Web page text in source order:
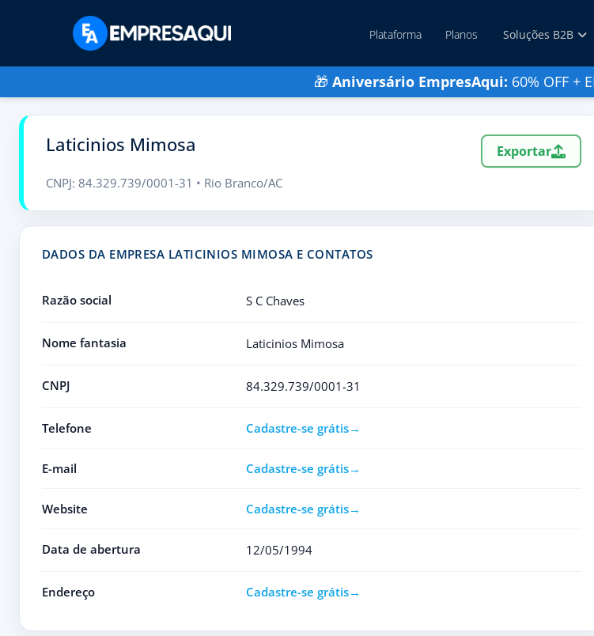
Plataforma Planos Soluções B2B
🎁 Aniversário EmpresAqui: 60% OFF +
Laticinios Mimosa Exportar
CNPJ: 84.329.739/0001-31 • Rio Branco/AC
DADOS DA EMPRESA LATICINIOS MIMOSA E CONTATOS
Razão social S C Chaves
Nome fantasia Laticinios Mimosa
CNPJ 84.329.739/0001-31
Telefone Cadastre-se grátis
E-mail Cadastre-se grátis
Website Cadastre-se grátis
Data de abertura 12/05/1994
Endereço Cadastre-se grátis